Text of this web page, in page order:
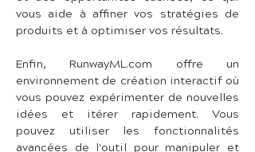
vous aide à affiner vos stratégies de
produits et à optimiser vos résultats.
Enfin, RunwayML.com offre un
environnement de création interactif où
vous pouvez expérimenter de nouvelles
idées et itérer rapidement. Vous
pouvez utiliser les fonctionnalités
avancées de l'outil pour manipuler et